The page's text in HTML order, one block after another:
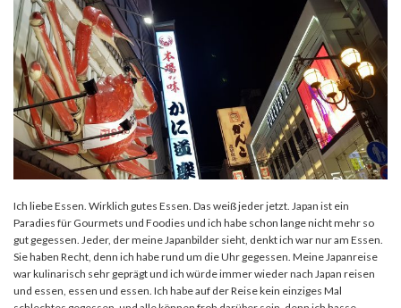
Ich liebe Essen. Wirklich gutes Essen. Das weiß jeder jetzt. Japan ist ein
Paradies für Gourmets und Foodies und ich habe schon lange nicht mehr so
gut gegessen. Jeder, der meine Japanbilder sieht, denkt ich war nur am Essen.
Sie haben Recht, denn ich habe rund um die Uhr gegessen. Meine Japanreise
war kulinarisch sehr geprägt und ich würde immer wieder nach Japan reisen
und essen, essen und essen. Ich habe auf der Reise kein einziges Mal